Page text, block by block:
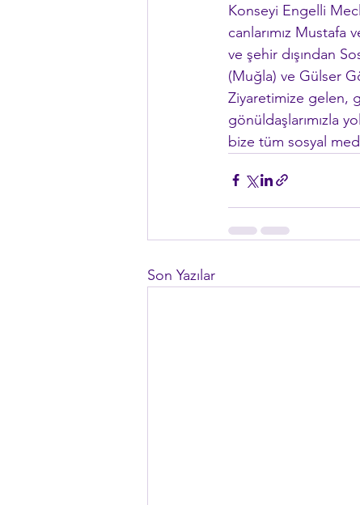
Konseyi Engelli
canlarımız Mustafa
ve şehir dışından
(Muğla) ve Gülser
Ziyaretimize gelen,
gönüldaşlarımızla
bize tüm sosyal
Son Yazılar